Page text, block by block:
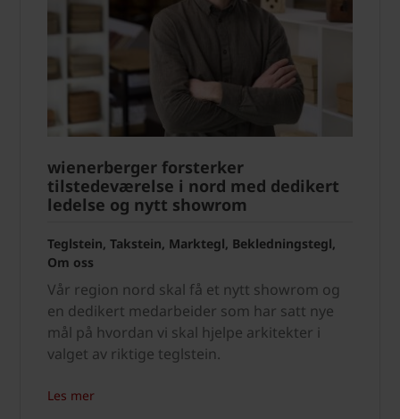
wienerberger forsterker
tilstedeværelse i nord med dedikert
ledelse og nytt showrom
Teglstein, Takstein, Marktegl, Bekledningstegl,
Om oss
Vår region nord skal få et nytt showrom og
en dedikert medarbeider som har satt nye
mål på hvordan vi skal hjelpe arkitekter i
valget av riktige teglstein.
Les mer